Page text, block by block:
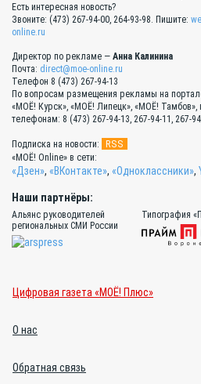
Есть интересная новость?
Звоните: (473) 267-94-00, 264-93-98. Пишите:
online.ru
Директор по рекламе — Анна Калинина
Почта: direct@moe-online.ru
Телефон 8 (473) 267-94-13
По вопросам размещения рекламы на
«МОЁ! Курск», «МОЁ! Липецк», «МОЁ! Тамбов»,
телефонам: 8 (473) 267-94-13, 267-94-11, 267-
Подписка на новости: RSS
«МОЁ! Online» в сети:
«Дзен», «ВКонтакте», «Одноклассники»,
Наши партнёры:
Альянс руководителей
региональных СМИ России
Типография
Цифровая газета «МОЁ! Плюс»
О нас
Обратная связь